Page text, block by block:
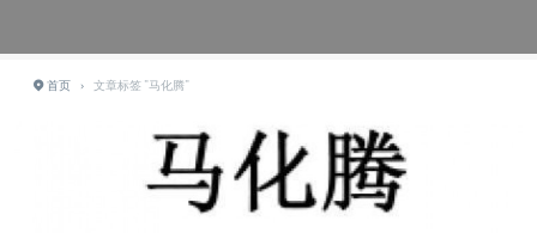
首页 › 文章标签 "马化腾"